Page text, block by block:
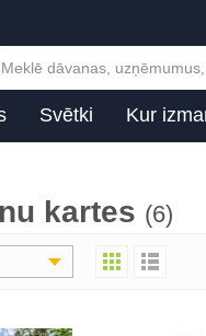
Svētki Kur
kartes (6)